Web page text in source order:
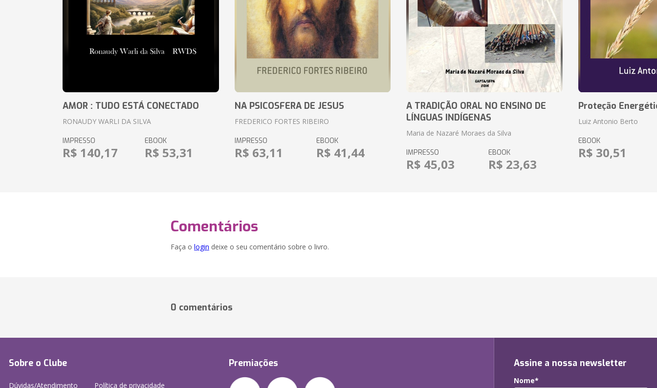
AMOR : TUDO ESTÁ CONECTADO
RONAUDY WARLI DA SILVA
IMPRESSO
R$ 140,17
EBOOK
R$ 53,31
NA PSICOSFERA DE JESUS
FREDERICO FORTES RIBEIRO
IMPRESSO
R$ 63,11
EBOOK
R$ 41,44
A TRADIÇÃO ORAL NO ENSINO DE
LÍNGUAS INDÍGENAS
Maria de Nazaré Moraes da Silva
IMPRESSO
R$ 45,03
EBOOK
R$ 23,63
Proteção
Luiz Antonio Berto
EBOOK
R$ 30,51
Comentários
Faça o login deixe o seu comentário sobre o livro.
0 comentários
Sobre o Clube
Dúvidas/Atendimento Política de privacidade
Premiações Assine a nossa newsletter
Nome*